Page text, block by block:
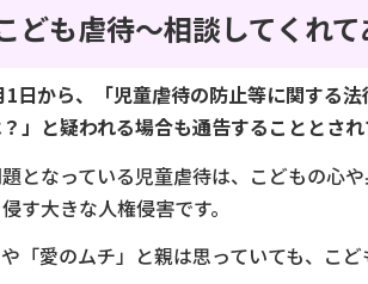
ども虐待～相談してくれ
日から、「児童虐待の防止等に関する
」と疑われる場合も通告することとされ
となっている児童虐待は、こどもの心
す大きな人権侵害です。
「愛のムチ」と親は思っていても、こど